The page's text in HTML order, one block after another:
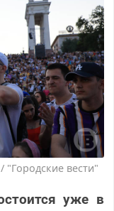
вести"
уже в